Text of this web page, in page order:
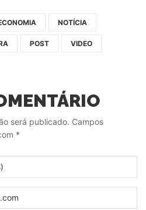
NOTÍCIA
POST VIDEO
será publicado. Campos
*